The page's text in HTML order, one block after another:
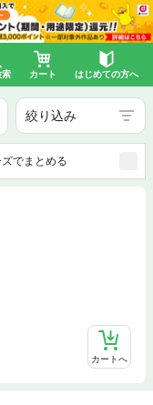
索 カート はじめての方へ
絞り込み
でまとめる
カートへ